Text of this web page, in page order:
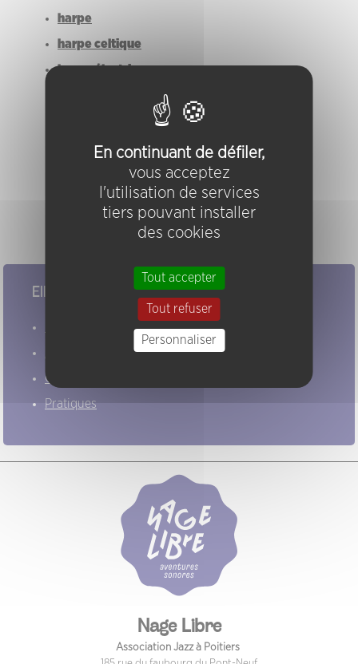
harpe
harpe celtique
harpe électrique
haut-parleurs vibrants
hautbois languedocien
home-made
Elles/ils ont joué chez nous
Groupes
Pratiques
Nage Libre
Association Jazz à Poitiers
En continuant de défiler,
vous acceptez
l'utilisation de services
tiers pouvant installer
des cookies
Tout accepter
Tout refuser
Personnaliser